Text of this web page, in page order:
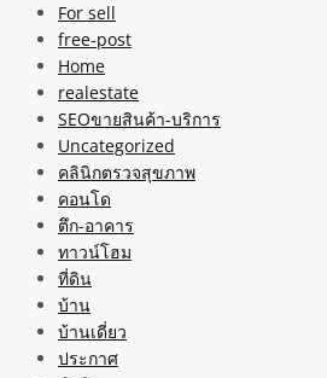
For sell
free-post
Home
realestate
SEOขายสินค้า-บริการ
Uncategorized
คลินิกตรวจสุขภาพ
คอนโด
ตึก-อาคาร
ทาวน์โฮม
ที่ดิน
บ้าน
บ้านเดี่ยว
ประกาศ